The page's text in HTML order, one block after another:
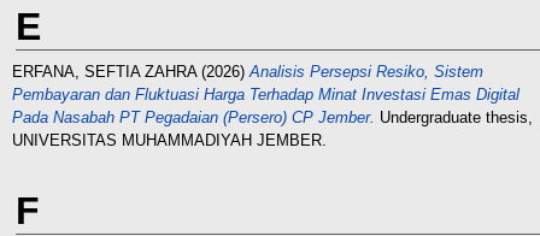
E
ERFANA, SEFTIA ZAHRA(2026)Analisis Persepsi Resiko, Sistem
Pembayaran dan Fluktuasi Harga Terhadap Minat Investasi Emas Digital
Pada Nasabah PT Pegadaian (Persero) CP Jember. Undergraduate thesis,
UNIVERSITAS MUHAMMADIYAH JEMBER.
F